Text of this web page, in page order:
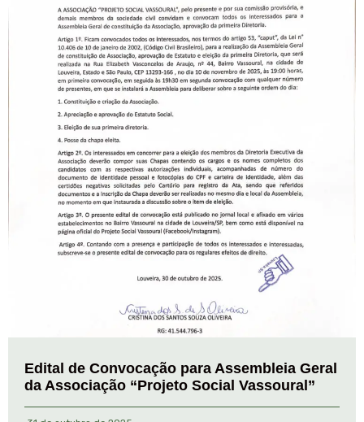
Edital de Convocação para Assembleia Geral
da Associação “Projeto Social Vassoural”